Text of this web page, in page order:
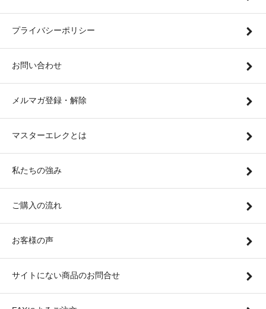
プライバシーポリシー
お問い合わせ
メルマガ登録・解除
マスターエレクとは
私たちの強み
ご購入の流れ
お客様の声
サイトにない商品のお問合せ